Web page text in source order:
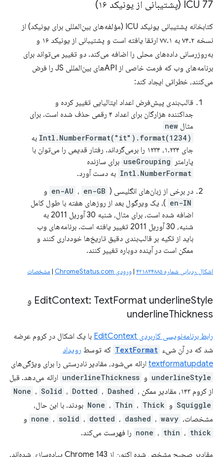
ICU 77 (پشتیبانی از یونیکد ۱۶)
کتابخانه پشتیبانی یونیکد ICU (مؤلفه‌های بین‌المللی برای یونیکد) از
نسخه ۷۴.۲ به ۷۷.۱ ارتقا یافته است و پشتیبانی از یونیکد ۱۶ و
به‌روزرسانی داده‌های محلی را اضافه می‌کند. دو تغییر می‌تواند برای
برنامه‌های وب که فرمت خاصی از APIهای بین‌المللی JS را فرض
می‌کنند، خطراتی ایجاد کند:
قالب‌بندی پیش‌فرض اعداد ایتالیایی تغییر کرده و
جداکننده هزارگان برای اعداد ۴ رقمی حذف شده است. برای
مثال new
Intl.NumberFormat("it").format(1234) به
جای ۱.۲۳۴، ۱۲۳۴ را برمی‌گرداند. رفتار قدیمی را می‌توان با
پارامتر
useGrouping برای سازنده
Intl.NumberFormat به دست آورد.
در برخی از زبان‌های انگلیسی (
en-AU ، en-GB و
en-IN )، یک ویرگول بعد از روزهای هفته با طول کامل
اضافه شده است، برای مثال، شنبه 30 آوریل 2011 به
شنبه، 30 آوریل 2011 تغییر یافته است. برنامه‌های وب
باید از تکیه بر قالب‌بندی دقیق تاریخ‌ها خودداری کنند و
ممکن است در آینده دوباره تغییر کنند.
اشکال ردیابی شماره ۴۲۱۸۳۴۸۸۵ |ورودی ChromeStatus.com | مشخصات
EditContext: TextFormat underline
Style و
underlineThickness
رابط برنامه‌نویسی کاربردی EditContext
با یک اشکال در کروم عرضه
شد که در آن شیء TextFormat که توسط رویداد
textformatupdate ارائه می‌شود، مقادیر نادرستی را برای ویژگی‌های
underlineStyle و underlineThickness ارائه می‌دهد. قبل
از کروم ۱۴۳، مقادیر ممکن
None ، Solid ، Dotted ، Dashed ،
Squiggle و None ، Thin ، Thick
بودند. با این حال،
مشخصات،
none ، solid ، dotted ، dashed ، wavy و
none ، thin ، thick را فهرست می‌کند.
مقادیر صحیح مشخص شده اکنون از Chrome 143 پیاده‌سازی شده‌اند.